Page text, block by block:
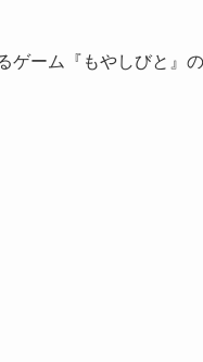
ーム『もやしびと』の